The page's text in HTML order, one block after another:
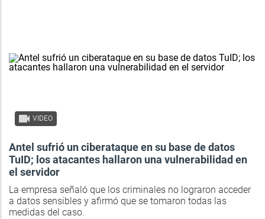
VIDEO
Antel sufrió un ciberataque en su base de datos
TuID; los atacantes hallaron una vulnerabilidad en
el servidor
La empresa señaló que los criminales no lograron acceder
a datos sensibles y afirmó que se tomaron todas las
medidas del caso.